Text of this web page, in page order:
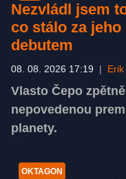
Nezvládl jsem
co stálo za jeho
debutem
08. 08. 2026 17:19
Vlasto Čepo
nepovedenou
planety.
OKTAGON